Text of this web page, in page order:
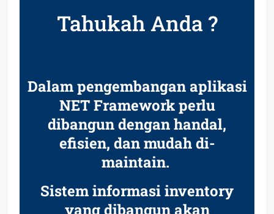
Tahukah Anda ?
Dalam pengembangan aplikasi
NET Framework perlu
dibangun dengan handal,
efisien, dan mudah di-
maintain.
Sistem informasi inventory
yang dibangun akan